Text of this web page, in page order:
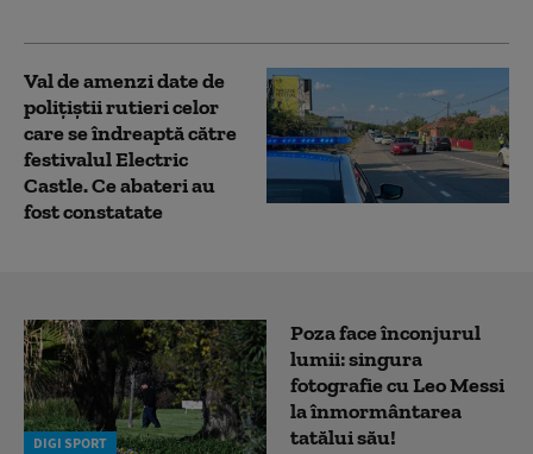
Val de amenzi date de
poliţiştii rutieri celor
care se îndreaptă către
festivalul Electric
Castle. Ce abateri au
fost constatate
DIGI SPORT
Poza face înconjurul
lumii: singura
fotografie cu Leo Messi
la înmormântarea
tatălui său!